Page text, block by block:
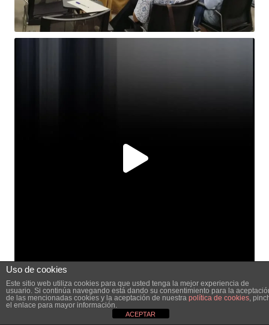
Uso de cookies
Este sitio web utiliza cookies para que usted tenga la mejor experiencia de
usuario. Si continúa navegando está dando su consentimiento para la
de las mencionadas cookies y la aceptación de nuestra política de cookies,
el enlace para mayor información.
ACEPTAR